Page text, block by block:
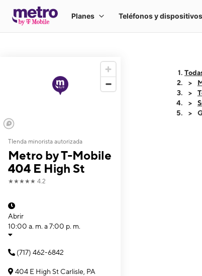
TIenda minorista autorizada
Metro by T-Mobile
404 E High St
★★★★★ 4.2
Abrir
10:00 a. m. a 7:00 p. m.
(717) 462-6842
404 E High St Carlisle, PA